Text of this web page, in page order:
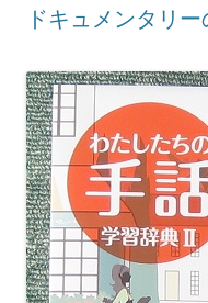
ドキュメンタリー